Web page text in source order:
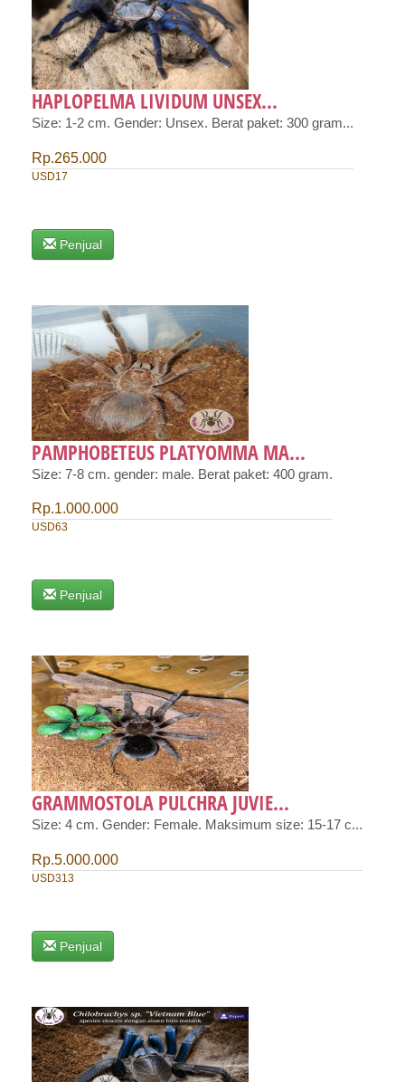
HAPLOPELMA LIVIDUM UNSEX...
Size: 1-2 cm. Gender: Unsex. Berat paket: 300 gram...
Rp.265.000
USD17
Penjual
PAMPHOBETEUS PLATYOMMA MA...
Size: 7-8 cm. gender: male. Berat paket: 400 gram.
Rp.1.000.000
USD63
Penjual
GRAMMOSTOLA PULCHRA JUVIE...
Size: 4 cm. Gender: Female. Maksimum size: 15-17 c...
Rp.5.000.000
USD313
Penjual